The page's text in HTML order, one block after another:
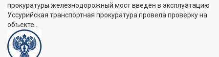
прокуратуры железнодорожный мост введен в эксплуатацию
Уссурийская транспортная прокуратура провела проверку на
объекте...